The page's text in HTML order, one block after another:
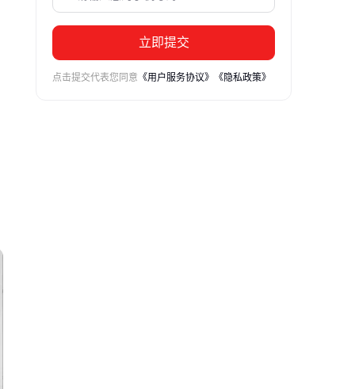
立即提交
点击提交代表您同意 《用户服务协议》 《隐私政策》